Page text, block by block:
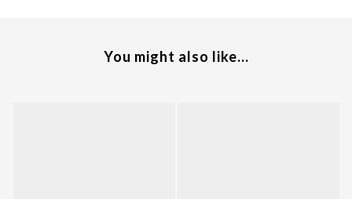
You might also like...